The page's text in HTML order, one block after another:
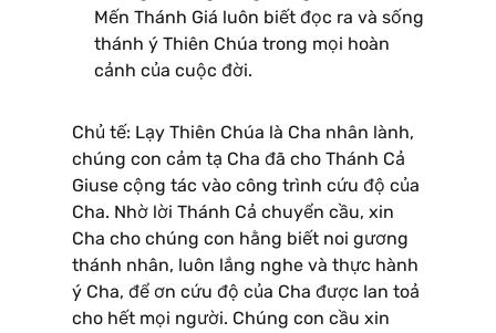
Mến Thánh Giá luôn biết đọc ra và sống
thánh ý Thiên Chúa trong mọi hoàn
cảnh của cuộc đời.
Chủ tế: Lạy Thiên Chúa là Cha nhân lành,
chúng con cảm tạ Cha đã cho Thánh Cả
Giuse cộng tác vào công trình cứu độ của
Cha. Nhờ lời Thánh Cả chuyển cầu, xin
Cha cho chúng con hằng biết noi gương
thánh nhân, luôn lắng nghe và thực hành
ý Cha, để ơn cứu độ của Cha được lan toả
cho hết mọi người. Chúng con cầu xin